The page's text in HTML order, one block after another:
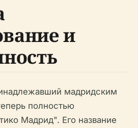
и
мадридским
полностью
Мадрид". Его название